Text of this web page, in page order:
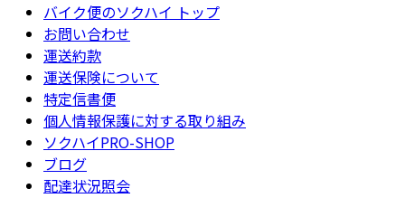
バイク便のソクハイ トップ
お問い合わせ
運送約款
運送保険について
特定信書便
個人情報保護に対する取り組み
ソクハイPRO-SHOP
ブログ
配達状況照会